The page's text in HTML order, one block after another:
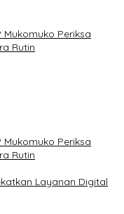
Mukomuko Periksa
Rutin
Mukomuko Periksa
Rutin
Layanan Digital